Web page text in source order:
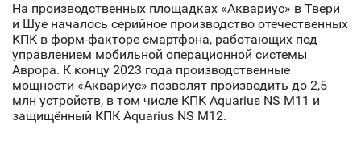
На производственных площадках «Аквариус» в Твери
и Шуе началось серийное производство отечественных
КПК в форм-факторе смартфона, работающих под
управлением мобильной операционной системы
Аврора. К концу 2023 года производственные
мощности «Аквариус» позволят производить до 2,5
млн устройств, в том числе КПК Aquarius NS M11 и
защищённый КПК Aquarius NS M12.